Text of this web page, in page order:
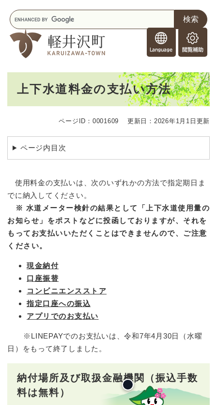
o
r
e
i
n
閲
覧
助
キ
ー
ワ
上下水道料金の支払い方法
ページID：0001609 更新日：2026年1月1日更新
ページ内目次
使用料金の支払いは、次のいずれかの方法で指定期日ま
でに納入してください。
※ 水道メーター検針の結果として「上下水道使用量の
お知らせ」をポストなどに投函しておりますが、それを
もってお支払いいただくことはできませんので、ご注意
ください。
現金納付
口座振替
コンビニエンスストア
指定口座への振込
アプリでのお支払い
※LINEPAYでのお支払いは、令和7年4月30日（水曜
日）をもって終了しました。
納付場所及び取扱金融機関
（振込手数
料は無料）